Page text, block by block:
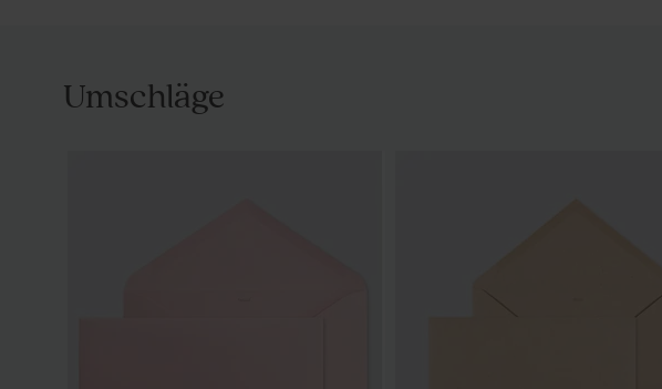
Umschläge